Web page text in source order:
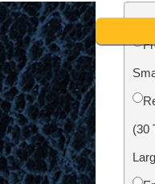
Obnova fotografij
elementi
(30